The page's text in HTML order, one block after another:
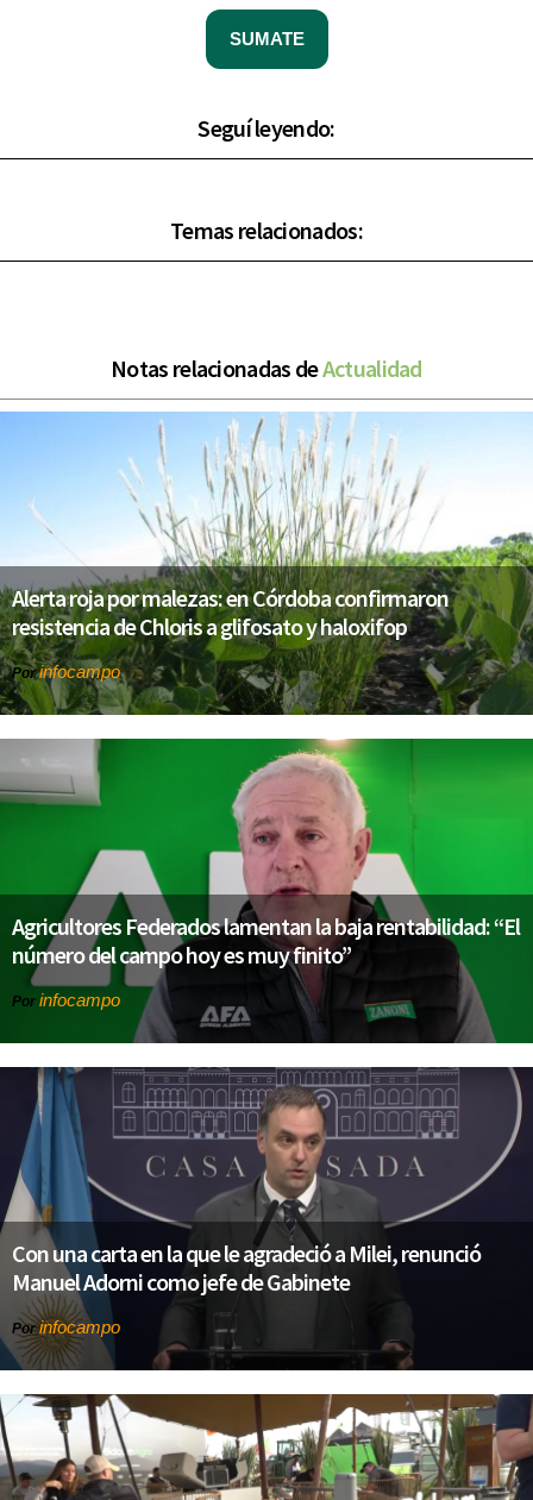
SUMATE
Seguí leyendo:
Temas relacionados:
Notas relacionadas deActualidad
Alerta roja por malezas: en Córdoba confirmaron
resistencia de Chloris a glifosato y haloxifop
Porinfocampo
Agricultores Federados lamentan la baja rentabilidad: “El
número del campo hoy es muy finito”
Por infocampo
Con una carta en la que le agradeció a Milei, renunció
Manuel Adorni como jefe de Gabinete
Porinfocampo